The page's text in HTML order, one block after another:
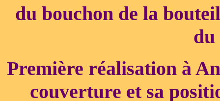
du bouchon de la
du
Première réalisation à
couverture et sa